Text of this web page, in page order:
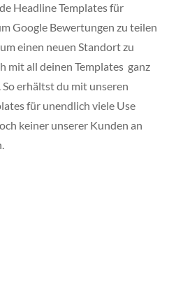
Headline Templates für
Google Bewertungen zu teilen
einen neuen Standort zu
mit all deinen Templates ganz
erhältst du mit unseren
für unendlich viele Use
keiner unserer Kunden an